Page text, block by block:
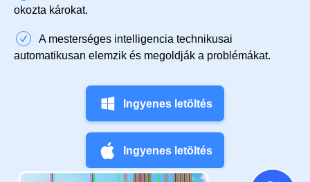
okozta károkat.
A mesterséges intelligencia technikusai
automatikusan elemzik és megoldják a problémákat.
Ingyenes letöltés
Ingyenes letöltés